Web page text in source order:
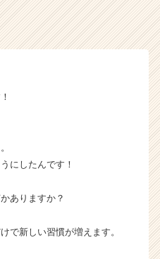
にしたんです！
ありますか？
で新しい習慣が増えます。